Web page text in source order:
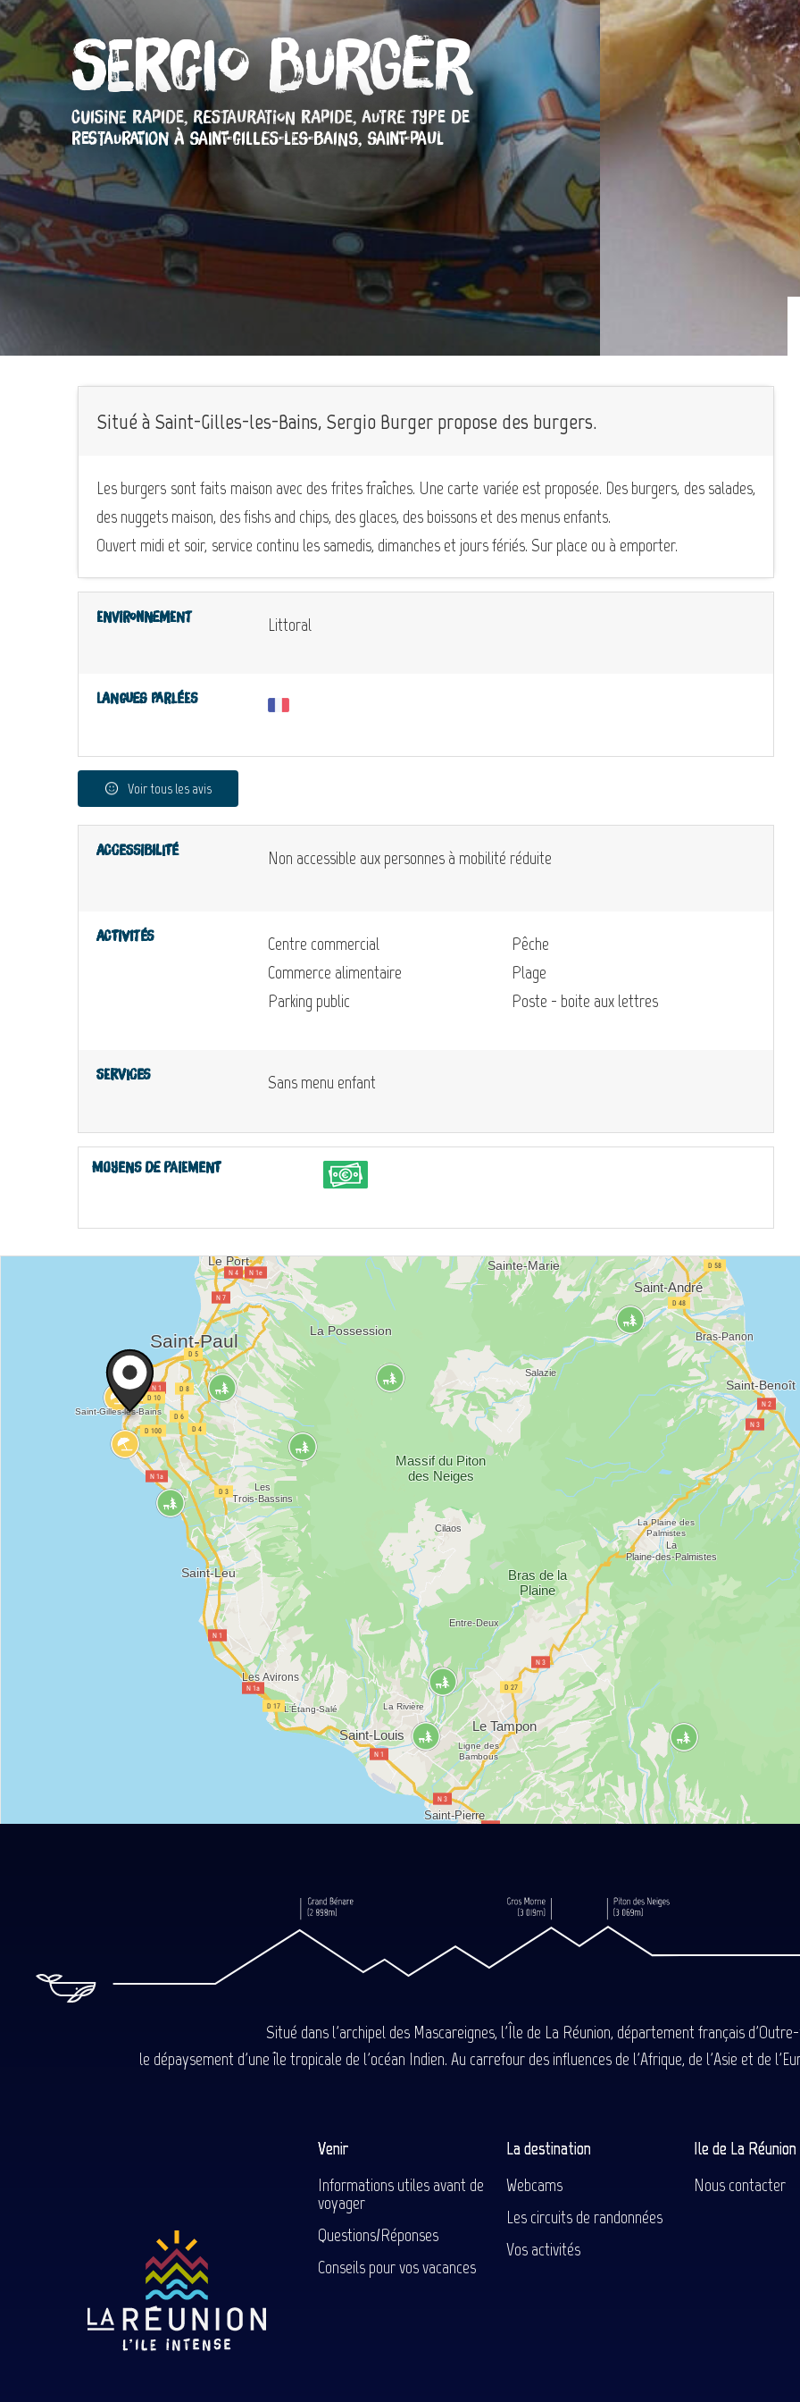
Sergio Burger
CUISINE RAPIDE, RESTAURATION RAPIDE, AUTRE TYPE DE
RESTAURATION À SAINT-GILLES-LES-BAINS, SAINT-PAUL
Situé à Saint-Gilles-les-Bains, Sergio Burger propose des burgers.
Les burgers sont faits maison avec des frites fraîches. Une carte variée est proposée. Des burgers, des salades,
des nuggets maison, des fishs and chips, des glaces, des boissons et des menus enfants.
Ouvert midi et soir, service continu les samedis, dimanches et jours fériés. Sur place ou à emporter.
Environnement Littoral
Langues parlées
Voir tous les avis
Accessibilité Non accessible aux personnes à mobilité réduite
Activités
Centre commercial
Commerce alimentaire
Parking public
Pêche
Plage
Poste - boite aux lettres
Services Sans menu enfant
Moyens de paiement
Situé dans l'archipel des Mascareignes, l'Île de La Réunion, département français
le dépaysement d'une île tropicale de l'océan Indien. Au carrefour des influences de l'Afrique, de l'Asie et de
Venir
Informations utiles avant de
voyager
Questions/Réponses
Conseils pour vos vacances
La destination
Webcams
Les circuits de randonnées
Vos activités
Ile de La
Nous contacter